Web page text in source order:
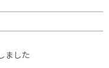
ました